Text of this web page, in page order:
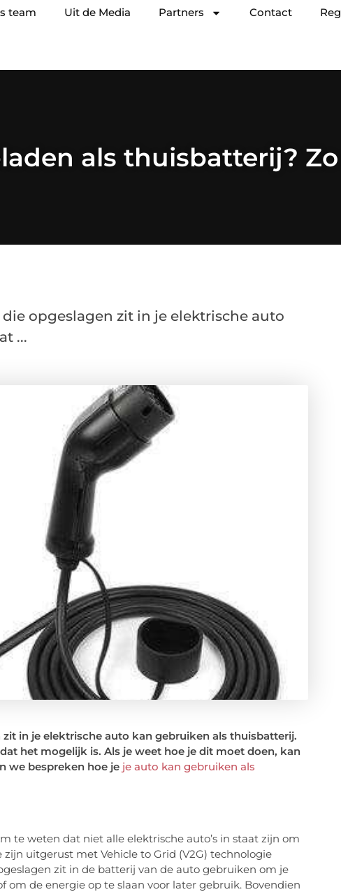
team Uit de Media Partners Contact
als thuisbatterij?
opgeslagen zit in je elektrische auto
...
in je elektrische auto kan gebruiken als thuisbatterij.
het mogelijk is. Als je weet hoe je dit moet doen, kan
we bespreken hoe je je auto kan gebruiken als
te weten dat niet alle elektrische auto’s in staat zijn om
uitgerust met Vehicle to Grid (V2G) technologie
zit in de batterij van de auto gebruiken om je
om de energie op te slaan voor later gebruik. Bovendien